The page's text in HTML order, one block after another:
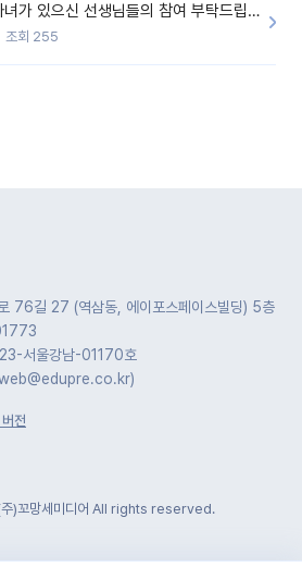
[커피쿠폰☕️/설문모집] 자녀가 있으신 선생님들의 참여 부탁드립니다!!
조회 255
76길 27 (역삼동, 에이포스페이스빌딩) 5층
서울강남-01170호
전
꼬망세미디어 All rights reserved.